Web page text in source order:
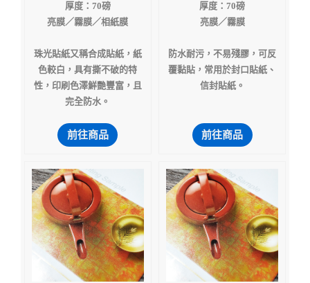
厚度：70磅
亮膜／霧膜／相紙膜
珠光貼紙又稱合成貼紙，紙
色較白，具有撕不破的特
性，印刷色澤鮮艷豐富，且
完全防水。
前往商品
厚度：70磅
亮膜／霧膜
防水耐污，不易殘膠，可反
覆黏貼，常用於封口貼紙、
信封貼紙。
前往商品